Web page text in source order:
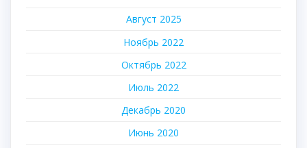
Август 2025
Ноябрь 2022
Октябрь 2022
Июль 2022
Декабрь 2020
Июнь 2020